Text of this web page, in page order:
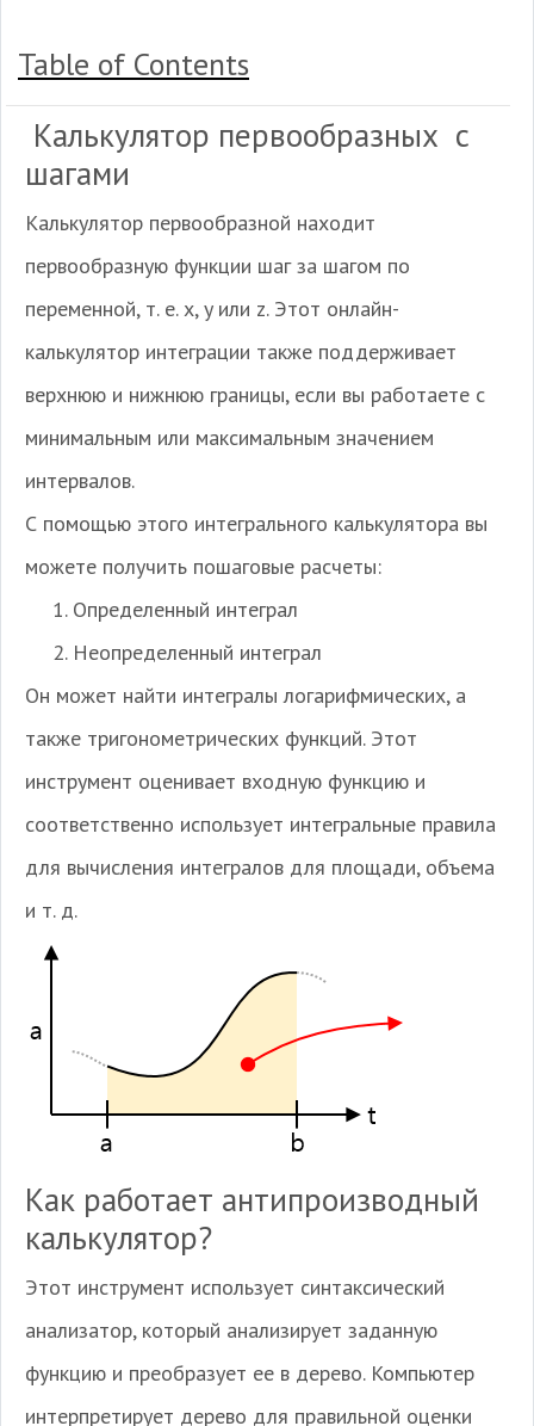
Table of Contents
Калькулятор первообразных с
шагами
Калькулятор первообразной находит
первообразную функции шаг за шагом по
переменной, т. е. x, y или z. Этот онлайн-
калькулятор интеграции также поддерживает
верхнюю и нижнюю границы, если вы работаете с
минимальным или максимальным значением
интервалов.
С помощью этого интегрального калькулятора вы
можете получить пошаговые расчеты:
Определенный интеграл
Неопределенный интеграл
Он может найти интегралы логарифмических, а
также тригонометрических функций. Этот
инструмент оценивает входную функцию и
соответственно использует интегральные правила
для вычисления интегралов для площади, объема
и т. д.
Как работает антипроизводный
калькулятор?
Этот инструмент использует синтаксический
анализатор, который анализирует заданную
функцию и преобразует ее в дерево. Компьютер
интерпретирует дерево для правильной оценки